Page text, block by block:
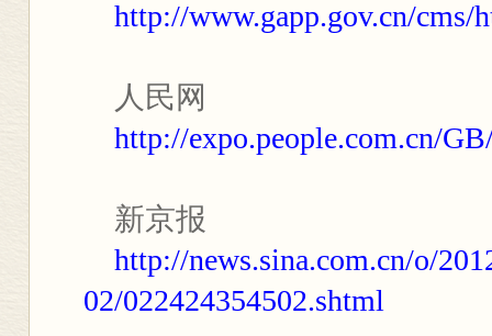
http://www.gapp.gov.cn/
人民网
http://expo.people.com.cn/
新京报
http://news.sina.com.cn/o/
02/022424354502.shtml